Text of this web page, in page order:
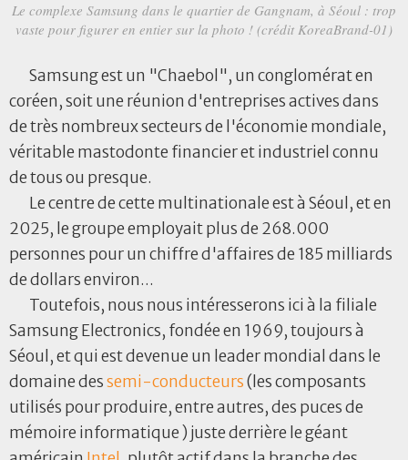
Le complexe Samsung dans le quartier de Gangnam, à Séoul : trop
vaste pour figurer en entier sur la photo ! (crédit KoreaBrand-01)
Samsung est un "Chaebol", un conglomérat en
coréen, soit une réunion d'entreprises actives dans
de très nombreux secteurs de l'économie mondiale,
véritable mastodonte financier et industriel connu
de tous ou presque.
Le centre de cette multinationale est à Séoul, et en
2025, le groupe employait plus de 268.000
personnes pour un chiffre d'affaires de 185 milliards
de dollars environ...
Toutefois, nous nous intéresserons ici à la filiale
Samsung Electronics, fondée en 1969, toujours à
Séoul, et qui est devenue un leader mondial dans le
domaine dessemi-conducteurs(les composants
utilisés pour produire, entre autres, des puces de
mémoire informatique ) juste derrière le géant